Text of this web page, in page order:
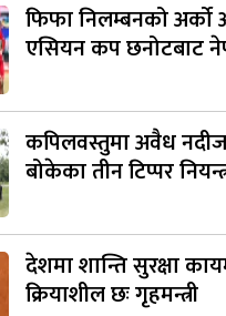
फिफा निलम्बनको
एसियन कप छनोटबाट
कपिलवस्तुमा अवैध
बोकेका तीन टिप्पर
देशमा शान्ति सुरक्षा
क्रियाशील छः गृहमन्त्री